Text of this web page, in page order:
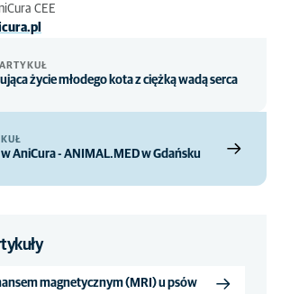
CEE
życie młodego kota z ciężką wadą serca
AniCura - ANIMAL.MED w Gdańsku
magnetycznym (MRI) u psów